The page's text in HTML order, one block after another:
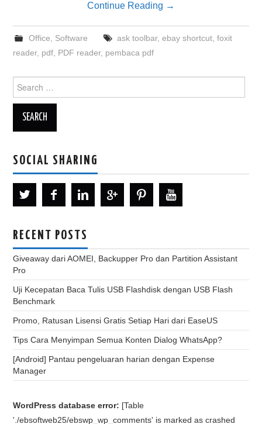
Continue Reading →
Office Software ask toolbar, ebay shortcut, foxit
reader, pdf PDF reader, pembaca pdf
for:
SOCIAL SHARING
RECENT POSTS
Giveaway dari AOMEI, Backupper Pro dan Partition Assistant
Pro
Uji Kecepatan Baca Tulis USB Flashdisk dengan USB Flash
Benchmark
Promo, Ratusan Lisensi Gratis Setiap Hari dari EaseUS
Tips Cara Menyimpan Semua Konten Dialog WhatsApp?
[Android] Pantau pengeluaran harian dengan Expense
Manager
WordPress database error: [Table
'./ebsoftweb25/ebswp_wp_comments' is marked as crashed